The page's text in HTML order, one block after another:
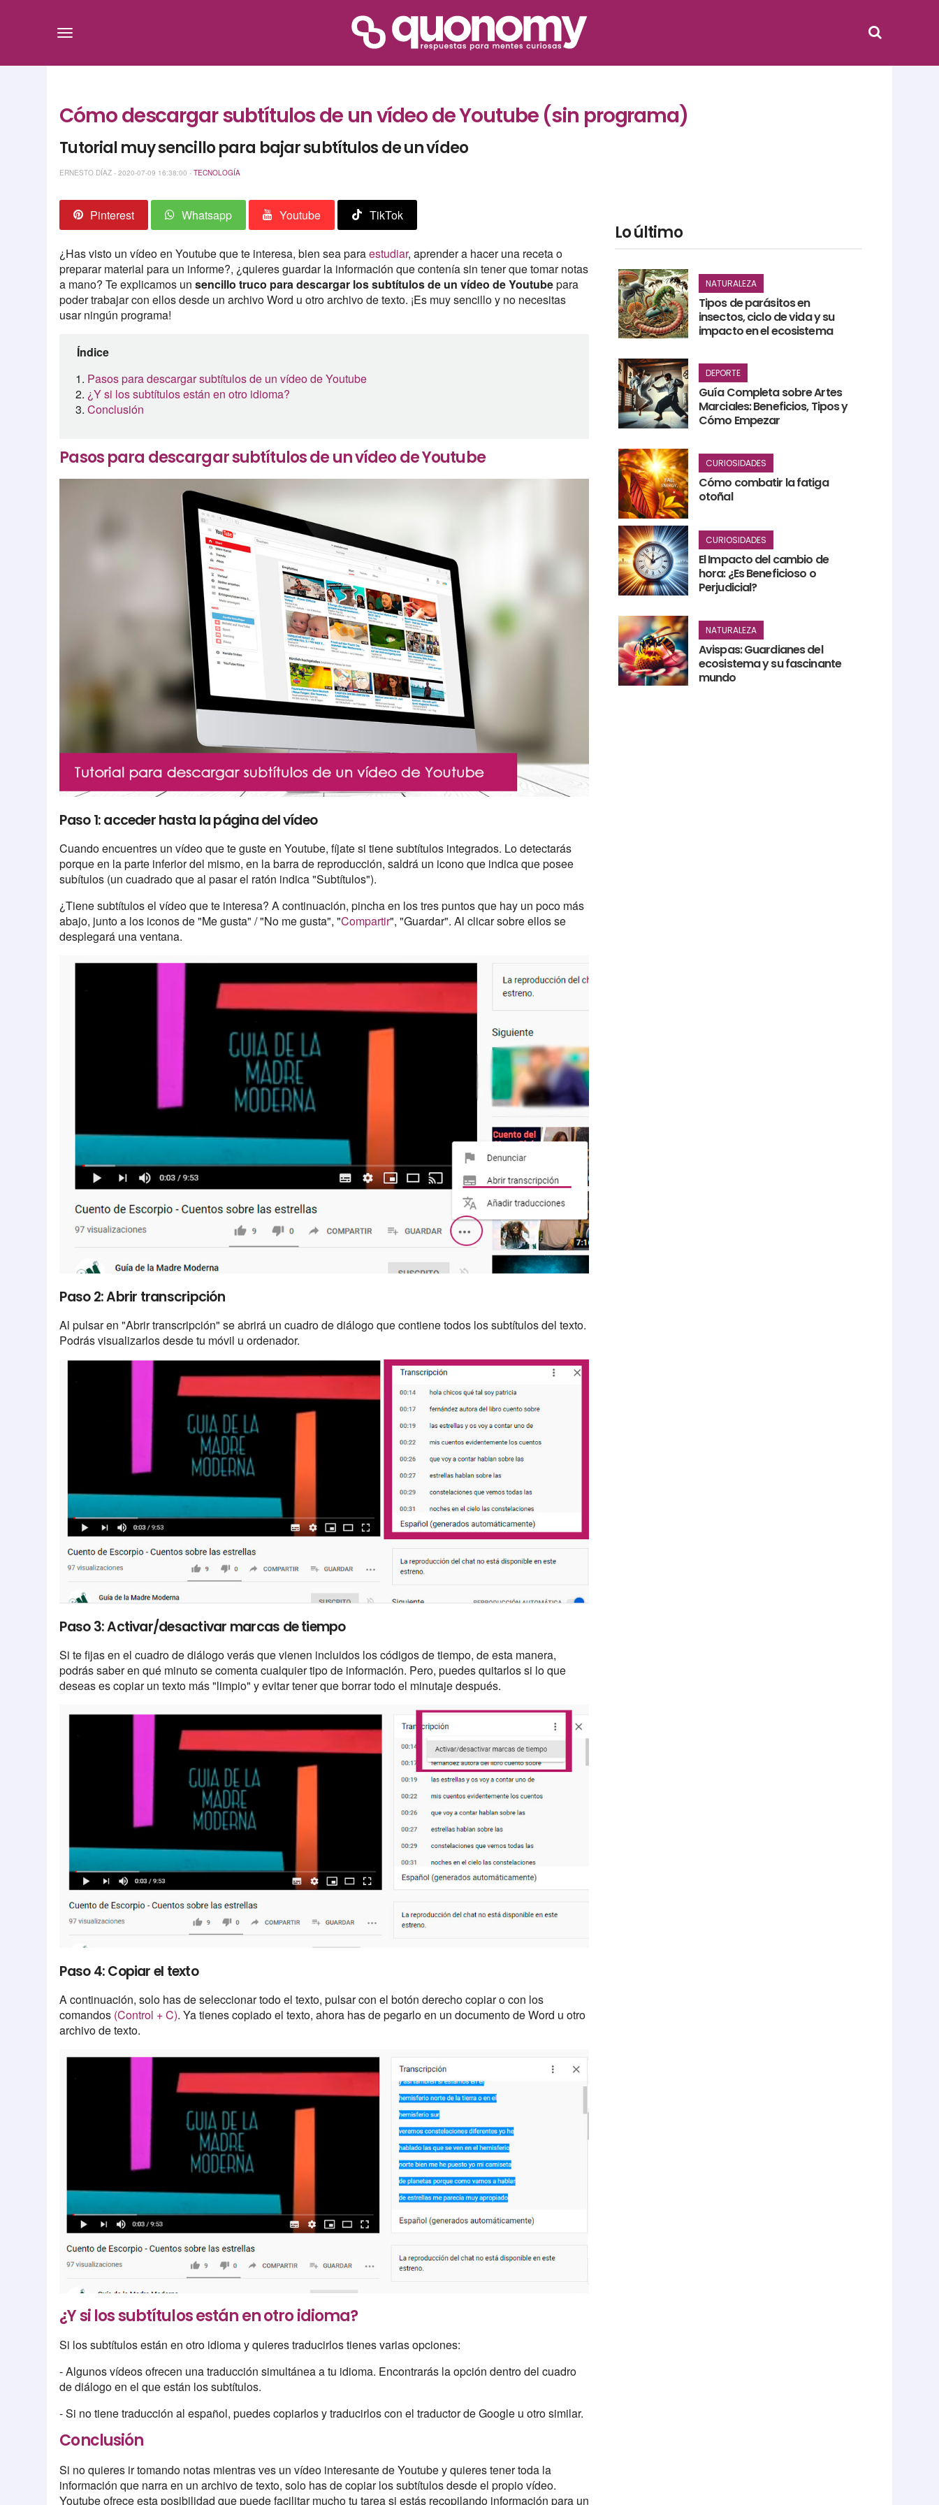
Cómo descargar subtítulos de un vídeo de Youtube (sin programa)
Tutorial muy sencillo para bajar subtítulos de un vídeo
ERNESTO DÍAZ - 2020-07-09 16:38:00 -TECNOLOGÍA
Pinterest Whatsapp Youtube TikTok
¿Has visto un vídeo en Youtube que te interesa, bien sea paraestudiar, aprender a hacer una receta o
preparar material para un informe?, ¿quieres guardar la información que contenía sin tener que tomar notas
a mano? Te explicamos unsencillo truco para descargar los subtítulos de un vídeo de Youtubepara
poder trabajar con ellos desde un archivo Word u otro archivo de texto. ¡Es muy sencillo y no necesitas
usar ningún programa!
Índice
Pasos para descargar subtítulos de un vídeo de Youtube
¿Y si los subtítulos están en otro idioma?
Conclusión
Pasos para descargar subtítulos de un vídeo de Youtube
Paso 1: acceder hasta la página del vídeo
Cuando encuentres un vídeo que te guste en Youtube, fíjate si tiene subtítulos integrados. Lo detectarás
porque en la parte inferior del mismo, en la barra de reproducción, saldrá un icono que indica que posee
subítulos (un cuadrado que al pasar el ratón indica "Subtítulos").
¿Tiene subtítulos el vídeo que te interesa? A continuación, pincha en los tres puntos que hay un poco más
abajo, junto a los iconos de "Me gusta" / "No me gusta", "Compartir", "Guardar". Al clicar sobre ellos se
desplegará una ventana.
Paso 2: Abrir transcripción
Al pulsar en "Abrir transcripción" se abrirá un cuadro de diálogo que contiene todos los subtítulos del texto.
Podrás visualizarlos desde tu móvil u ordenador.
Paso 3: Activar/desactivar marcas de tiempo
Si te fijas en el cuadro de diálogo verás que vienen incluidos los códigos de tiempo, de esta manera,
podrás saber en qué minuto se comenta cualquier tipo de información. Pero, puedes quitarlos si lo que
deseas es copiar un texto más "limpio" y evitar tener que borrar todo el minutaje después.
Paso 4: Copiar el texto
A continuación, solo has de seleccionar todo el texto, pulsar con el botón derecho copiar o con los
comandos (Control + C). Ya tienes copiado el texto, ahora has de pegarlo en un documento de Word u otro
archivo de texto.
¿Y si los subtítulos están en otro idioma?
Si los subtítulos están en otro idioma y quieres traducirlos tienes varias opciones:
- Algunos vídeos ofrecen una traducción simultánea a tu idioma. Encontrarás la opción dentro del cuadro
de diálogo en el que están los subtítulos.
- Si no tiene traducción al español, puedes copiarlos y traducirlos con el traductor de Google u otro similar.
Conclusión
Si no quieres ir tomando notas mientras ves un vídeo interesante de Youtube y quieres tener toda la
información que narra en un archivo de texto, solo has de copiar los subtítulos desde el propio vídeo.
Youtube ofrece esta posibilidad que puede facilitar mucho tu tarea si estás recopilando información para un
Lo último
NATURALEZA
Tipos de parásitos en
insectos, ciclo de vida y su
impacto en el ecosistema
DEPORTE
Guía Completa sobre Artes
Marciales: Beneficios, Tipos y
Cómo Empezar
CURIOSIDADES
Cómo combatir la fatiga
otoñal
CURIOSIDADES
El Impacto del cambio de
hora: ¿Es Beneficioso o
Perjudicial?
NATURALEZA
Avispas: Guardianes del
ecosistema y su fascinante
mundo